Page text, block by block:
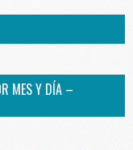
MES Y DÍA –